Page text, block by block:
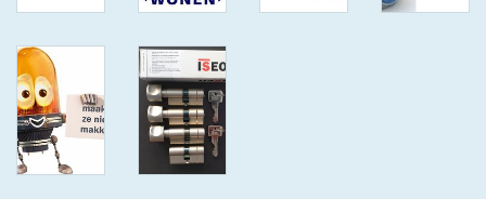
IEDERE GEWENSTE MAAT MET
GEWONE SLEUTELS MET
CERTIFICAAT SKG***
BOLD ELECTRONISCHE